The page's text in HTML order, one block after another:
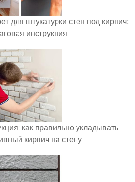
для штукатурки стен под кирпич:
инструкция
как правильно укладывать
кирпич на стену